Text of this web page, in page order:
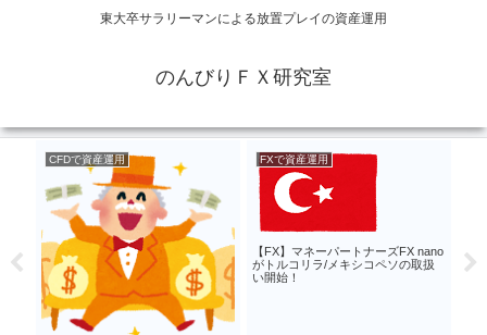
東大卒サラリーマンによる放置プレイの資産運用
のんびりＦＸ研究室
CFDで資産運用 FXで資産運用
【FX】マネーパートナーズFX nano
がトルコリラ/メキシコペソの取扱
い開始！